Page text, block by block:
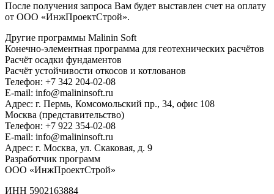
После получения запроса Вам будет выставлен счет на оплату
от ООО «ИнжПроектСтрой».
Другие программы Malinin Soft
Конечно-элементная программа для геотехнических расчётов
Расчёт осадки фундаментов
Расчёт устойчивости откосов и котлованов
Телефон: +7 342 204-02-08
E-mail: info@malininsoft.ru
Адрес: г. Пермь, Комсомольский пр., 34, офис 108
Москва (представительство)
Телефон: +7 922 354-02-08
E-mail: info@malininsoft.ru
Адрес: г. Москва, ул. Скаковая, д. 9
Разработчик программ
ООО «ИнжПроектСтрой»
ИНН 5902163884